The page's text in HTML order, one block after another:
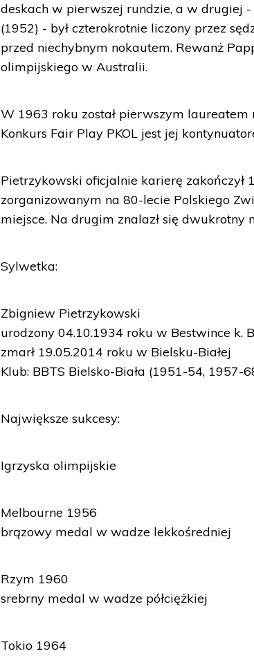
deskach w pierwszej rundzie, a w drugiej
(1952) - był czterokrotnie liczony przez
przed niechybnym nokautem. Rewanż
olimpijskiego w Australii.
W 1963 roku został pierwszym
Konkurs Fair Play PKOL jest jej
Pietrzykowski oficjalnie karierę zakończył
zorganizowanym na 80-lecie Polskiego
miejsce. Na drugim znalazł się dwukrotny
Sylwetka:
Zbigniew Pietrzykowski
urodzony 04.10.1934 roku w Bestwince k.
zmarł 19.05.2014 roku w Bielsku-Białej
Klub: BBTS Bielsko-Biała (1951-54,
Największe sukcesy:
Igrzyska olimpijskie
Melbourne 1956
brązowy medal w wadze lekkośredniej
Rzym 1960
srebrny medal w wadze półciężkiej
Tokio 1964